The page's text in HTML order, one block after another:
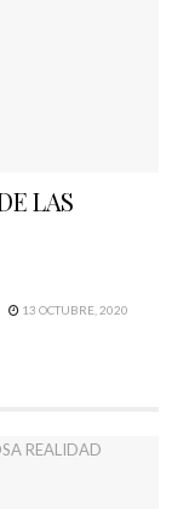
LAS
13 OCTUBRE, 2020